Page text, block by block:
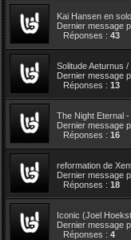
Kai Hansen en solo
Dernier message
Réponses : 43
Solitude Aeturnus
Dernier message
Réponses : 13
The Night Eternal
Dernier message
Réponses : 16
reformation de
Dernier message
Réponses : 18
Iconic (Joel
Dernier message
Réponses : 4